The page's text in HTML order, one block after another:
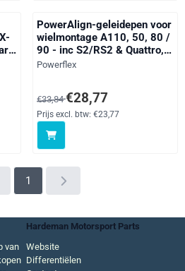
btw: 143,48
PowerAlign-geleidepen voor
wielmontage A110, 50, 80 /
90 - inc S2/RS2 & Quattro,
A2, 3 Series, 5 Series, 6
Z Series, BLS, C1, C1, Nemo
(2007-on), Dokker, Duster,
Lodgy, Logan I & II (2004 -
ON), San
Merk:
Powerflex
Van 33,84 voor 28,77, exclusief
€33,84€28,77
Prijs excl. btw: €23,77
1
Hardeman Motorsport Parts
van
Website
Differentiëlen